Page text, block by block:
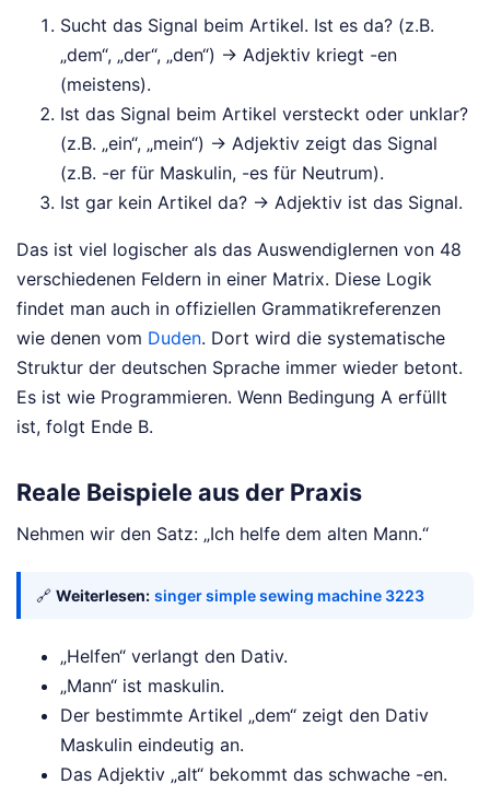
Sucht das Signal beim Artikel. Ist es da? (z.B.
„dem“, „der“, „den“) -> Adjektiv kriegt -en
(meistens).
Ist das Signal beim Artikel versteckt oder unklar?
(z.B. „ein“, „mein“) -> Adjektiv zeigt das Signal
(z.B. -er für Maskulin, -es für Neutrum).
Ist gar kein Artikel da? -> Adjektiv ist das Signal.
Das ist viel logischer als das Auswendiglernen von 48
verschiedenen Feldern in einer Matrix. Diese Logik
findet man auch in offiziellen Grammatikreferenzen
wie denen vom Duden. Dort wird die systematische
Struktur der deutschen Sprache immer wieder betont.
Es ist wie Programmieren. Wenn Bedingung A erfüllt
ist, folgt Ende B.
Reale Beispiele aus der Praxis
Nehmen wir den Satz: „Ich helfe dem alten Mann.“
🔗 Weiterlesen: singer simple sewing machine 3223
„Helfen“ verlangt den Dativ.
„Mann“ ist maskulin.
Der bestimmte Artikel „dem“ zeigt den Dativ
Maskulin eindeutig an.
Das Adjektiv „alt“ bekommt das schwache -en.